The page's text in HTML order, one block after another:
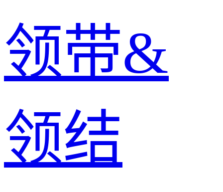
领带&
领结